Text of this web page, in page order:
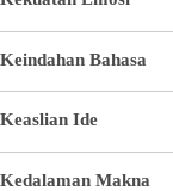
Keindahan Bahasa
Keaslian Ide
Kedalaman Makna